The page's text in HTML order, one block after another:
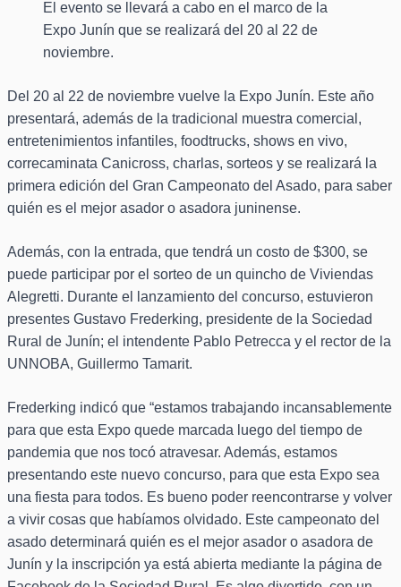
El evento se llevará a cabo en el marco de la
Expo Junín que se realizará del 20 al 22 de
noviembre.
Del 20 al 22 de noviembre vuelve la Expo Junín. Este año
presentará, además de la tradicional muestra comercial,
entretenimientos infantiles, foodtrucks, shows en vivo,
correcaminata Canicross, charlas, sorteos y se realizará la
primera edición del Gran Campeonato del Asado, para saber
quién es el mejor asador o asadora juninense.
Además, con la entrada, que tendrá un costo de $300, se
puede participar por el sorteo de un quincho de Viviendas
Alegretti. Durante el lanzamiento del concurso, estuvieron
presentes Gustavo Frederking, presidente de la Sociedad
Rural de Junín; el intendente Pablo Petrecca y el rector de la
UNNOBA, Guillermo Tamarit.
Frederking indicó que “estamos trabajando incansablemente
para que esta Expo quede marcada luego del tiempo de
pandemia que nos tocó atravesar. Además, estamos
presentando este nuevo concurso, para que esta Expo sea
una fiesta para todos. Es bueno poder reencontrarse y volver
a vivir cosas que habíamos olvidado. Este campeonato del
asado determinará quién es el mejor asador o asadora de
Junín y la inscripción ya está abierta mediante la página de